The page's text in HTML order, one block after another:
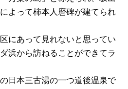
よって柿本人麿碑が建てられ
にあって見れないと思ってい
浜から訪ねることができてラ
日本三古湯の一つ道後温泉で